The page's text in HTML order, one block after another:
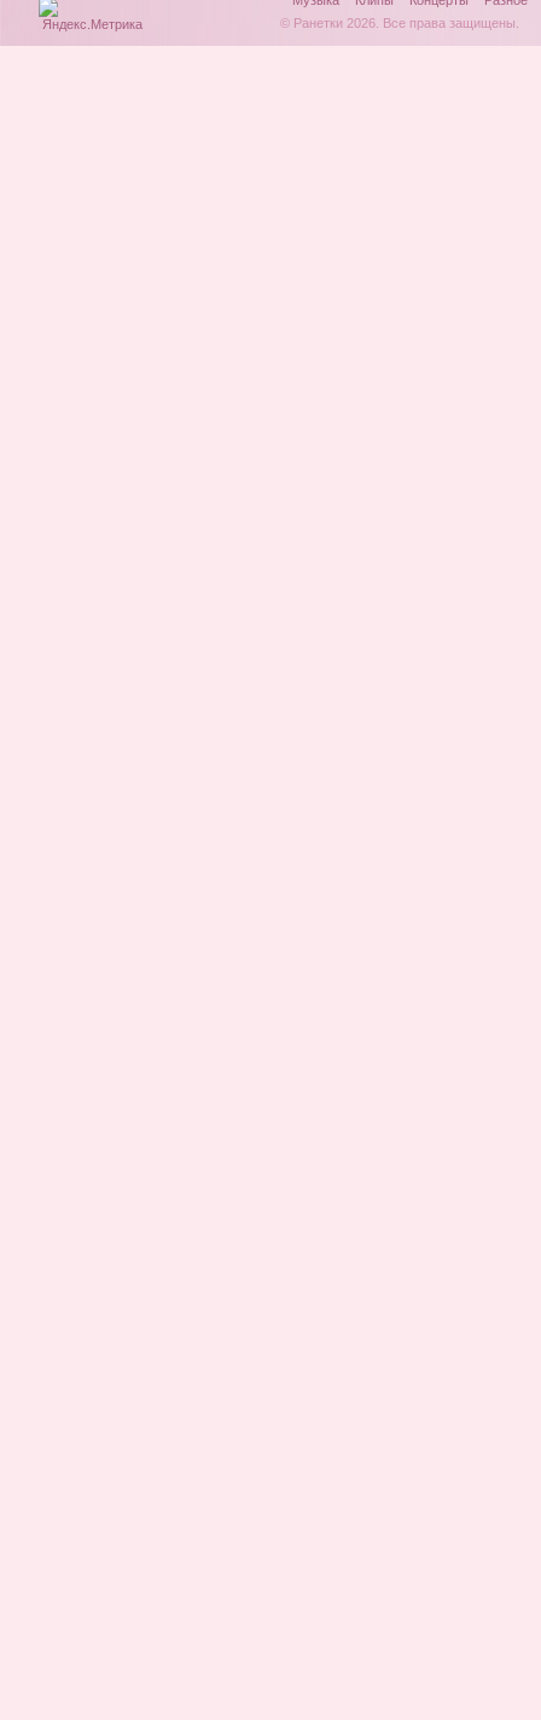
© Ранетки 2026. Все права защищены.